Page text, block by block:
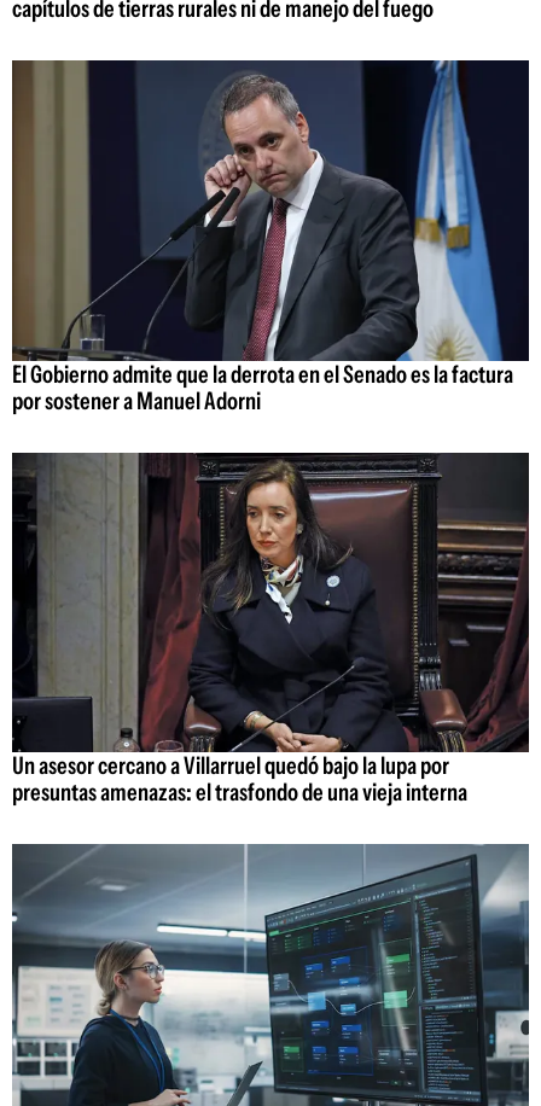
capítulos de tierras rurales ni de manejo del fuego
El Gobierno admite que la derrota en el Senado es la factura
por sostener a Manuel Adorni
Un asesor cercano a Villarruel quedó bajo la lupa por
presuntas amenazas: el trasfondo de una vieja interna